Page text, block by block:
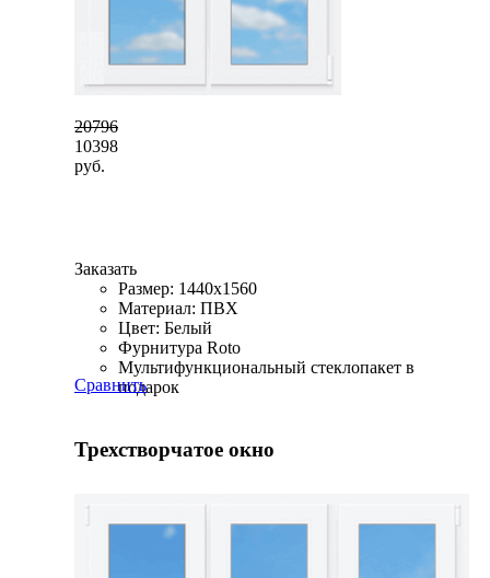
20796
10398
руб.
Заказать
Размер: 1440x1560
Материал: ПВХ
Цвет: Белый
Фурнитура Roto
Мультифункциональный стеклопакет в
подарок
Сравнить
Трехстворчатое окно